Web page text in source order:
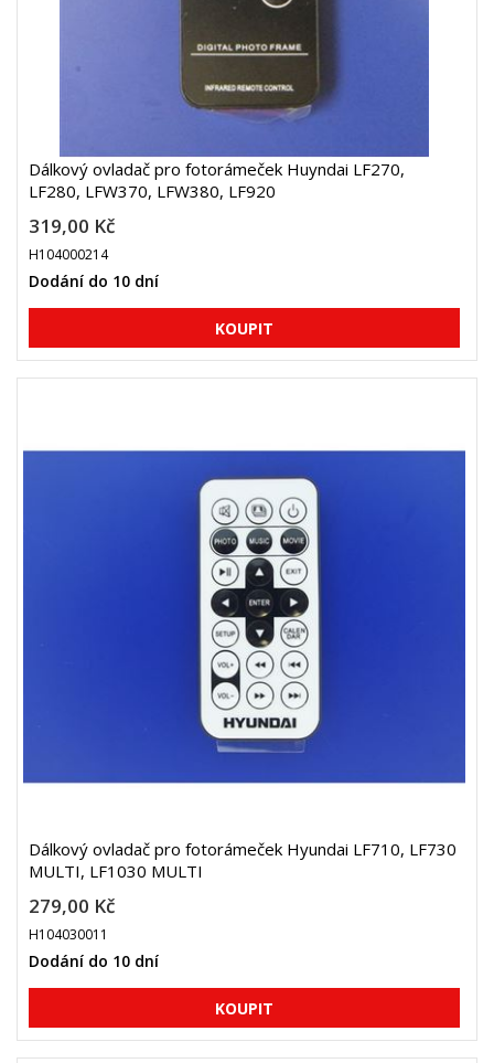
Dálkový ovladač pro fotorámeček Huyndai LF270,
LF280, LFW370, LFW380, LF920
319,00 Kč
H104000214
Dodání do 10 dní
Dálkový ovladač pro fotorámeček Hyundai LF710, LF730
MULTI, LF1030 MULTI
279,00 Kč
H104030011
Dodání do 10 dní